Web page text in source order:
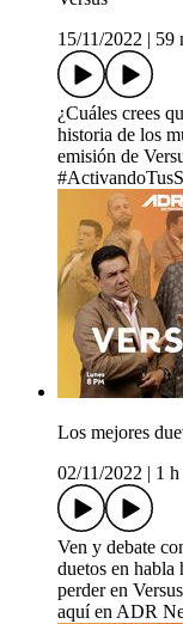
15/11/2022
59
¿Cuáles crees
historia de los
emisión de
Los mejores
02/11/2022
1 h
Ven y debate
duetos en habla
perder en
aquí en ADR